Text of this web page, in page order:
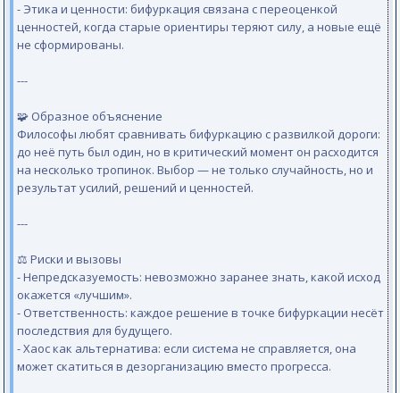
- Этика и ценности: бифуркация связана с переоценкой
ценностей, когда старые ориентиры теряют силу, а новые ещё
не сформированы.
---
🧩 Образное объяснение
Философы любят сравнивать бифуркацию с развилкой дороги:
до неё путь был один, но в критический момент он расходится
на несколько тропинок. Выбор — не только случайность, но и
результат усилий, решений и ценностей.
---
⚖️ Риски и вызовы
- Непредсказуемость: невозможно заранее знать, какой исход
окажется «лучшим».
- Ответственность: каждое решение в точке бифуркации несёт
последствия для будущего.
- Хаос как альтернатива: если система не справляется, она
может скатиться в дезорганизацию вместо прогресса.